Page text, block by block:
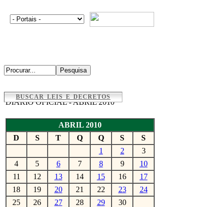
BUSCAR LEIS E DECRETOS
DIÁRIO OFICIAL - ABRIL 2010
ABRIL 2010
D
S T Q Q S
S
1
2
3
4
5 6 7 8 9
10
11
12 13 14 15 16
17
18
19 20 21 22 23
24
25
26 27 28 29 30